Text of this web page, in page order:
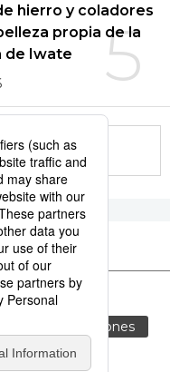
5
hierro y coladores
propia de la
de Iwate
cortesía
tradiciones